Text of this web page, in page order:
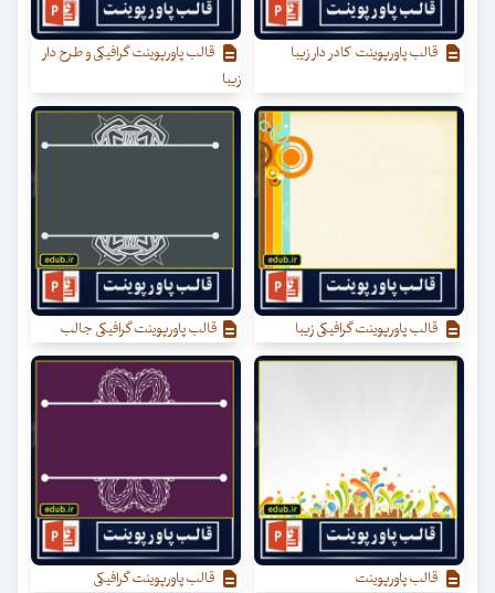
قالب پاورپوینت کادر دار زیبا
قالب پاورپوینت گرافیکی و طرح دار
زیبا
قالب پاورپوینت گرافیکی زیبا قالب پاورپوینت گرافیکی جالب
قالب پاورپوینت قالب پاورپوینت گرافیکی